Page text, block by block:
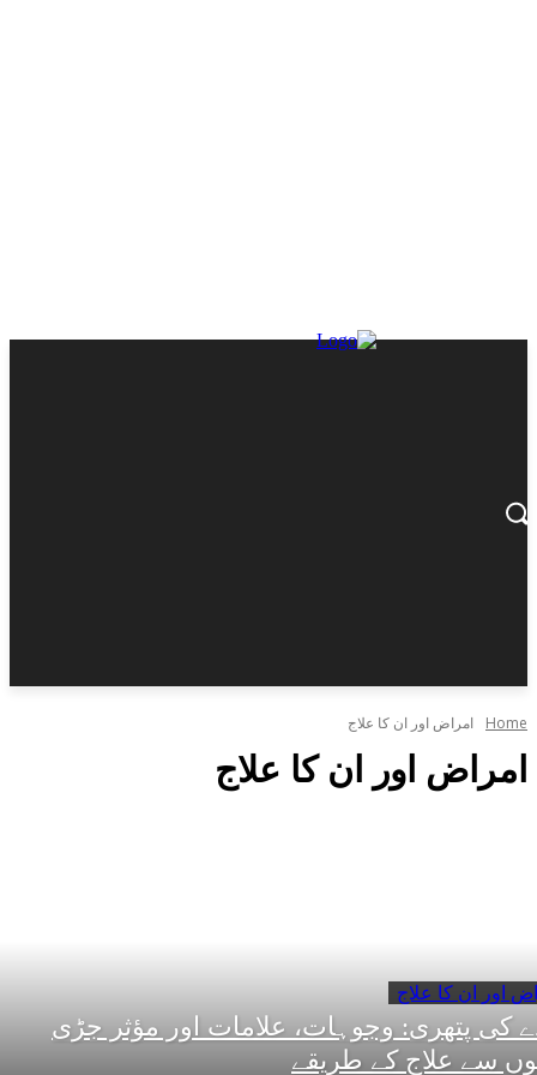
Home امراض اور ان کا علاج
امراض اور ان کا علاج
اور ان کا علاج
کی پتھری: وجوہات، علامات اور مؤثر جڑی
سے علاج کے طریقے